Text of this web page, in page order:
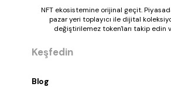
NFT ekosistemine orijinal geçit.
pazar yeri toplayıcı ile dijital
değiştirilemez token'ları takip edin
Keşfedin
Blog